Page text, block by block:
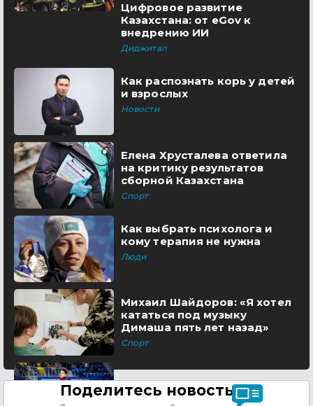
Цифровое развитие
Казахстана: от eGov к
внедрению ИИ
Диджитал
Как распознать корь у детей
и взрослых
Новости
Елена Хрусталева ответила
на критику результатов
сборной Казахстана
Спорт
Как выбрать психолога и
кому терапия не нужна
Люди
Михаил Шайдоров: «Я хотел
кататься под музыку
Димаша пять лет назад»
Спорт
Поделитесь новостью